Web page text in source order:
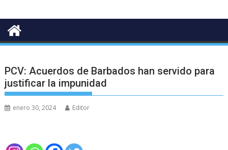
PCV: Acuerdos de Barbados han servido para
justificar la impunidad
enero 30, 2024 Editor